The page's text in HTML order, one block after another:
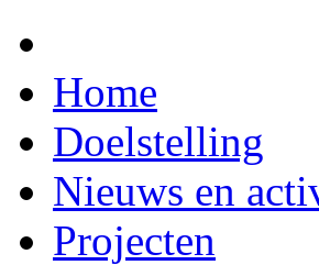
Home
Doelstelling
Nieuws en
Projecten